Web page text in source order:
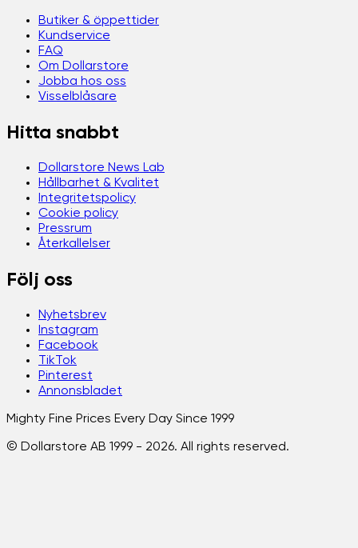
Butiker & öppettider
Kundservice
FAQ
Om Dollarstore
Jobba hos oss
Visselblåsare
Hitta snabbt
Dollarstore News Lab
Hållbarhet & Kvalitet
Integritetspolicy
Cookie policy
Pressrum
Återkallelser
Följ oss
Nyhetsbrev
Instagram
Facebook
TikTok
Pinterest
Annonsbladet
Mighty Fine Prices Every Day Since 1999
© Dollarstore AB 1999 - 2026. All rights reserved.